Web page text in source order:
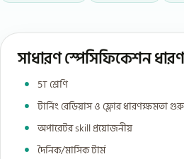
সাধারণ স্পেসিফিকেশন
5T শ্রেণি
টার্নিং রেডিয়াস ও ফ্লোর ধারণক্ষমতা
অপারেটর skill প্রয়োজনীয়
দৈনিক/মাসিক টার্ম